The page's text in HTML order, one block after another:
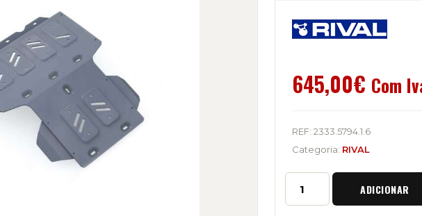
645,00€ Com
REF: 2333.5794.1.6
Categoria: RIVAL
Quantidade
Proteção
ADICIONAR